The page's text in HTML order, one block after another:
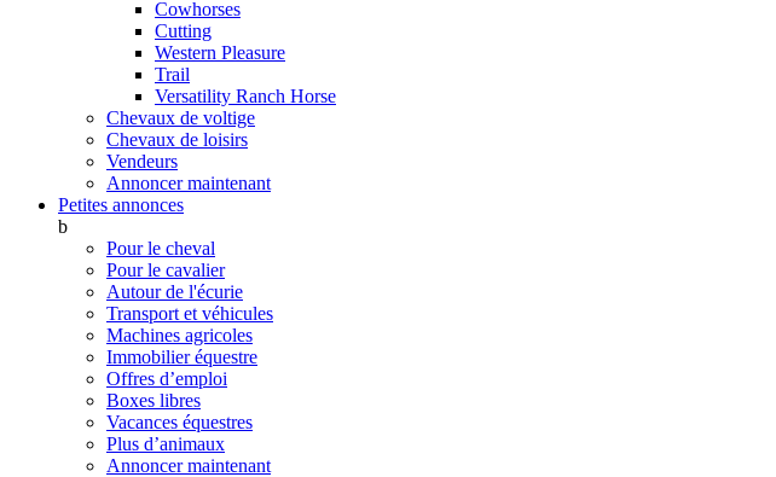
Cowhorses
Cutting
Western Pleasure
Trail
Versatility Ranch Horse
Chevaux de voltige
Chevaux de loisirs
Vendeurs
Annoncer maintenant
Petites annonces
b
Pour le cheval
Pour le cavalier
Autour de l'écurie
Transport et véhicules
Machines agricoles
Immobilier équestre
Offres d’emploi
Boxes libres
Vacances équestres
Plus d’animaux
Annoncer maintenant